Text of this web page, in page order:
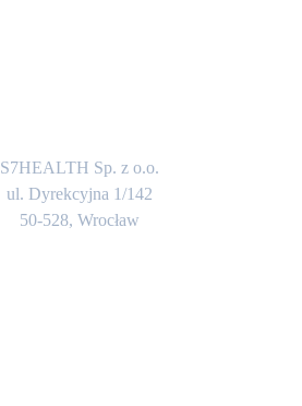
S7HEALTH Sp. z o.o.
ul. Dyrekcyjna 1/142
50-528, Wrocław